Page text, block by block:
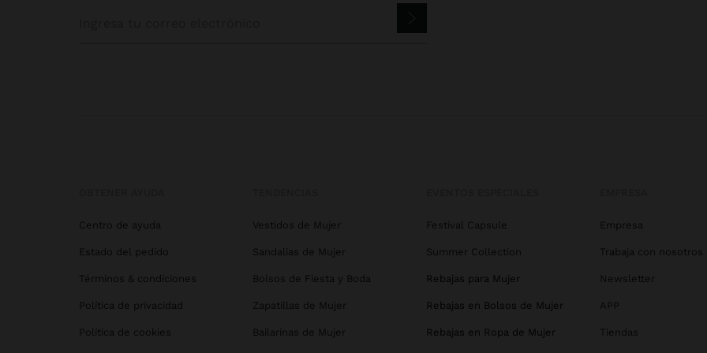
Centro de ayuda
Estado del pedido
Términos & condiciones
Política de privacidad
Política de cookies
Vestidos de Mujer
Sandalias de Mujer
Bolsos de Fiesta y Boda
Zapatillas de Mujer
Bailarinas de Mujer
Festival Capsule
Summer Collection
Rebajas para Mujer
Rebajas en Bolsos de Mujer
Rebajas en Ropa de Mujer
Empresa
Trabaja con nosotros
Newsletter
APP
Tiendas